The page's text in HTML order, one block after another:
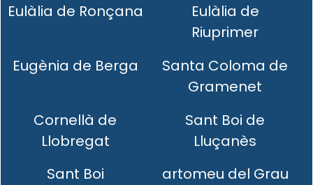
Eulàlia de Ronçana
Eulàlia de
Riuprimer
Eugènia de Berga
Santa Coloma de
Gramenet
Cornellà de
Llobregat
Sant Boi de
Lluçanès
Sant Boi
artomeu del Grau